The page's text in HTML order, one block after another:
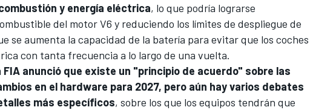
y energía eléctrica, lo que podría lograrse
del motor V6 y reduciendo los límites de despliegue de
se aumenta la capacidad de la batería para evitar que los coches
con tanta frecuencia a lo largo de una vuelta.
FIA anunció que existe un "principio de acuerdo" sobre las
en el hardware para 2027, pero aún hay varios debates
más específicos, sobre los que los equipos tendrán que